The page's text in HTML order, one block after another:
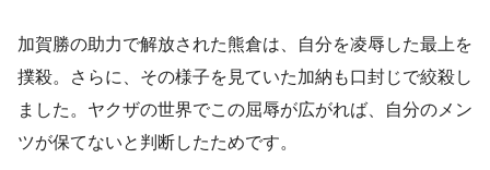
加賀勝の助力で解放された熊倉は、自分を凌辱した最上を
撲殺。さらに、その様子を見ていた加納も口封じで絞殺し
ました。ヤクザの世界でこの屈辱が広がれば、自分のメン
ツが保てないと判断したためです。